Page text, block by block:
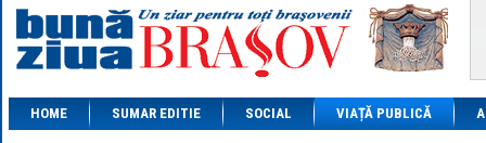
1 XAU= 464.4611
1 AED= 1.1933
1 AUD= 2.7957
1 BGN= 2.5449
1 CAD= 3.1559
1 CHF= 5.2813
HOME SUMAR EDITIE SOCIAL VIAȚĂ PUBLICĂ